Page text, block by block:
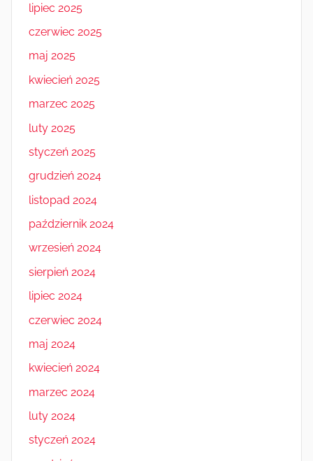
lipiec 2025
czerwiec 2025
maj 2025
kwiecień 2025
marzec 2025
luty 2025
styczeń 2025
grudzień 2024
listopad 2024
październik 2024
wrzesień 2024
sierpień 2024
lipiec 2024
czerwiec 2024
maj 2024
kwiecień 2024
marzec 2024
luty 2024
styczeń 2024